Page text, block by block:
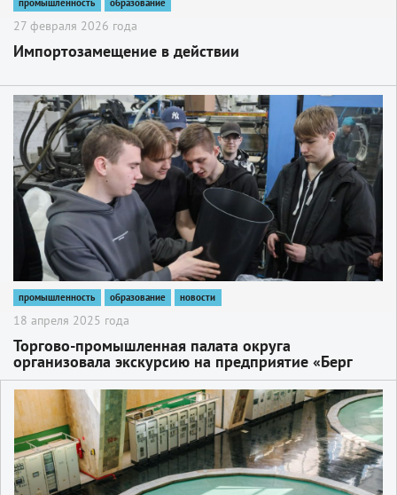
промышленность образование
27 февраля 2026 года
Импортозамещение в действии
2
промышленность образование новости
18 апреля 2025 года
Торгово-промышленная палата округа
организовала экскурсию на предприятие «Берг
Молд» для студентов Сергиево-Посадского
колледжа
2